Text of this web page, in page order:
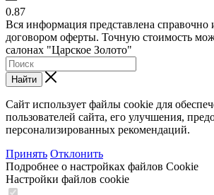
0.87
Вся информация представлена справочно
договором оферты. Точную стоимость
салонах "Царское Золото"
Найти
Сайт использует файлы cookie для
пользователей сайта, его улучшения,
персонализированных рекомендаций.
Принять Отклонить
Подробнее о настройках файлов Cookie
Настройки файлов cookie